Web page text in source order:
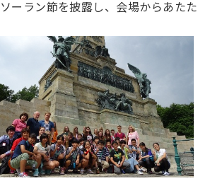
ーラン節を披露し、会場からあた